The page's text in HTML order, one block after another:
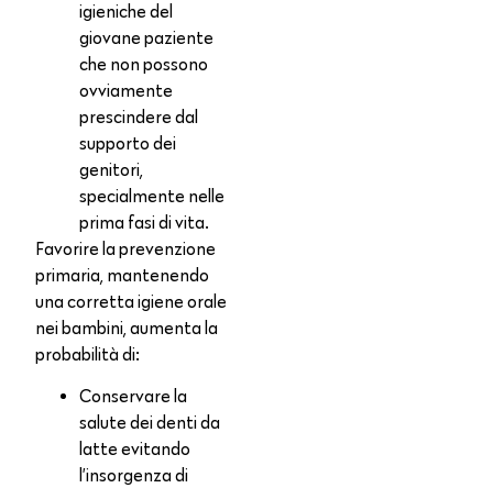
igieniche del
giovane paziente
che non possono
ovviamente
prescindere dal
supporto dei
genitori,
specialmente nelle
prima fasi di vita.
Favorire la prevenzione
primaria, mantenendo
una corretta igiene orale
nei bambini, aumenta la
probabilità di:
Conservare la
salute dei denti da
latte evitando
l’insorgenza di